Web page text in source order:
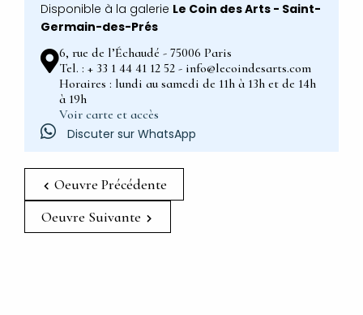
Disponible à la galerie Le Coin des Arts - Saint-
Germain-des-Prés
6, rue de l’Échaudé - 75006 Paris
Tel. : + 33 1 44 41 12 52 - info@lecoindesarts.com
Horaires : lundi au samedi de 11h à 13h et de 14h
à 19h
Voir carte et accès
Discuter sur WhatsApp
Oeuvre Précédente
Oeuvre Suivante